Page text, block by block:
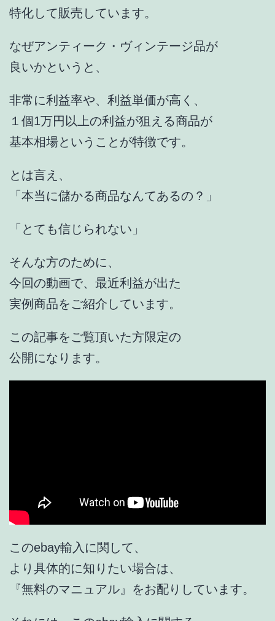
特化して販売しています。
なぜアンティーク・ヴィンテージ品が
良いかというと、
非常に利益率や、利益単価が高く、
１個1万円以上の利益が狙える商品が
基本相場ということが特徴です。
とは言え、
「本当に儲かる商品なんてあるの？」
「とても信じられない」
そんな方のために、
今回の動画で、最近利益が出た
実例商品をご紹介しています。
この記事をご覧頂いた方限定の
公開になります。
このebay輸入に関して、
より具体的に知りたい場合は、
『無料のマニュアル』をお配りしています。